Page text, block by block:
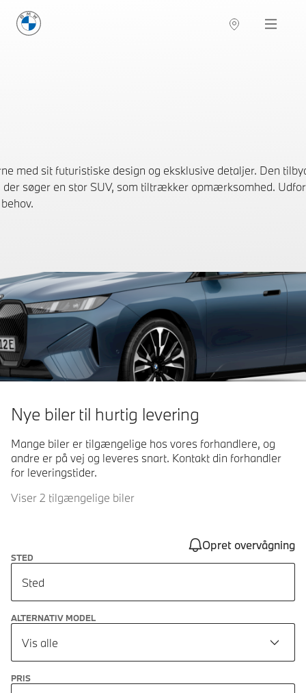
BMW Danmark Navigation
med sit futuristiske design og eksklusive detaljer. Den
søger en stor SUV, som tiltrækker opmærksomhed.
Nye biler til hurtig levering
Mange biler er tilgængelige hos vores forhandlere, og
andre er på vej og leveres snart. Kontakt din forhandler
for leveringstider.
Viser 2 tilgængelige biler
Opret overvågning
STED
Sted
ALTERNATIV MODEL
Vis alle
PRIS